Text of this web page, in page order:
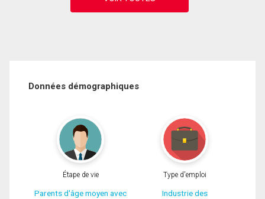
Données démographiques
Étape de vie
Parents d'âge moyen avec
Type d'emploi
Industrie des